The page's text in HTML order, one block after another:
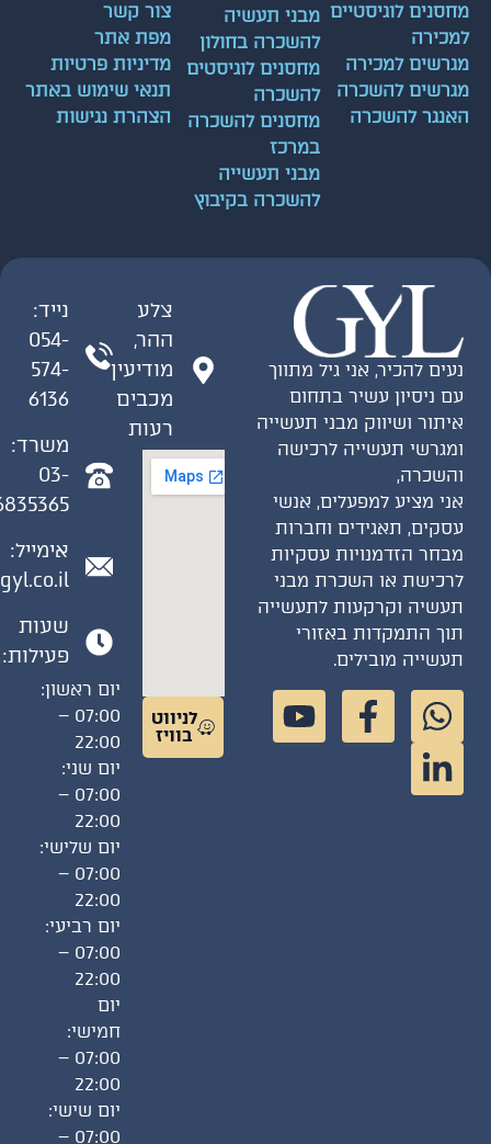
לוגיסטיים
למכירה
להשכרה
להשכרה
מבני תעשיה
להשכרה בחולון
מחסנים לוגיסטים
להשכרה
מחסנים להשכרה
במרכז
מבני תעשייה
להשכרה בקיבוץ
צור קשר
מפת אתר
מדיניות פרטיות
תנאי שימוש באתר
הצהרת נגישות
להכיר, אני גיל מתווך
ניסיון עשיר בתחום
ושיווק מבני תעשייה
תעשייה לרכישה
מציע למפעלים, אנשי
תאגידים וחברות
הזדמנויות עסקיות
או השכרת מבני
וקרקעות לתעשייה
התמקדות באזורי
מובילים.
ההר,
מודיעין
מכבים
רעות
לניווט
בוויז
054-
574-
6136
משרד:
03-
6835365
אימייל:
gil@gyl.co.il
שעות
פעילות:
יום ראשון:
07:00 –
22:00
יום שני:
07:00 –
22:00
יום שלישי:
07:00 –
22:00
יום רביעי:
07:00 –
22:00
חמישי:
07:00 –
22:00
יום שישי:
07:00 –